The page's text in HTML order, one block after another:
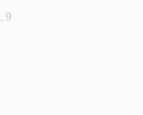
9